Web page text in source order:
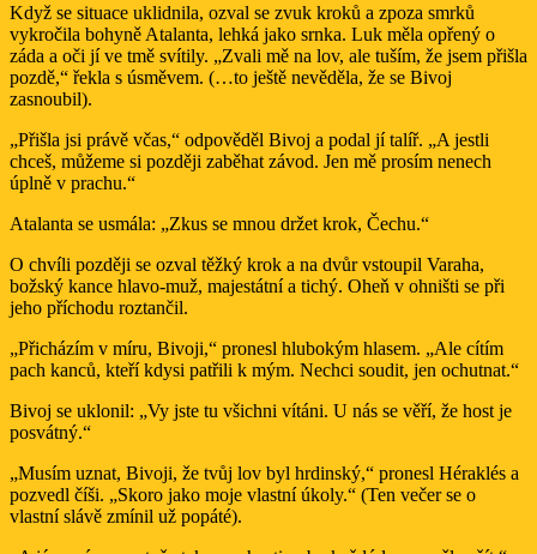
Když se situace uklidnila, ozval se zvuk kroků a zpoza smrků
vykročila bohyně Atalanta, lehká jako srnka. Luk měla opřený o
záda a oči jí ve tmě svítily. „Zvali mě na lov, ale tuším, že jsem přišla
pozdě,“ řekla s úsměvem. (…to ještě nevěděla, že se Bivoj
zasnoubil).
„Přišla jsi právě včas,“ odpověděl Bivoj a podal jí talíř. „A jestli
chceš, můžeme si později zaběhat závod. Jen mě prosím nenech
úplně v prachu.“
Atalanta se usmála: „Zkus se mnou držet krok, Čechu.“
O chvíli později se ozval těžký krok a na dvůr vstoupil Varaha,
božský kance hlavo-muž, majestátní a tichý. Oheň v ohništi se při
jeho příchodu roztančil.
„Přicházím v míru, Bivoji,“ pronesl hlubokým hlasem. „Ale cítím
pach kanců, kteří kdysi patřili k mým. Nechci soudit, jen ochutnat.“
Bivoj se uklonil: „Vy jste tu všichni vítáni. U nás se věří, že host je
posvátný.“
„Musím uznat, Bivoji, že tvůj lov byl hrdinský,“ pronesl Héraklés a
pozvedl číši. „Skoro jako moje vlastní úkoly.“ (Ten večer se o
vlastní slávě zmínil už popáté).